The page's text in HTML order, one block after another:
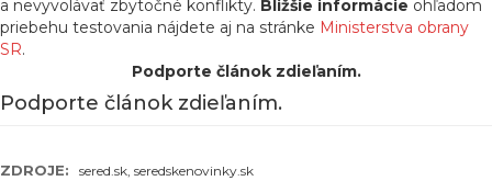
a nevyvolávať zbytočné konflikty. Bližšie informácie ohľadom
priebehu testovania nájdete aj na stránke Ministerstva obrany
SR.
Podporte článok zdieľaním.
Podporte článok zdieľaním.
ZDROJE: sered.sk, seredskenovinky.sk